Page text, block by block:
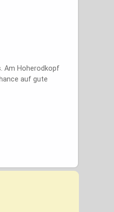
Am Hoherodkopf
auf gute